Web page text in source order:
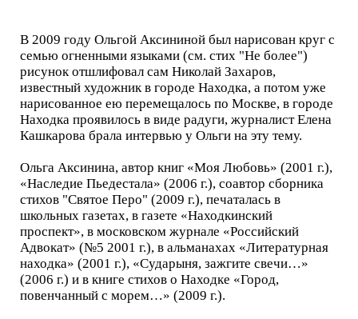
В 2009 году Ольгой Аксининой был нарисован круг с
семью огненными языками (см. стих "Не более")
рисунок отшлифовал сам Николай Захаров,
известный художник в городе Находка, а потом уже
нарисованное ею перемещалось по Москве, в городе
Находка проявилось в виде радуги, журналист Елена
Кашкарова брала интервью у Ольги на эту тему.
Ольга Аксинина, автор книг «Моя Любовь» (2001 г.),
«Наследие Пьедестала» (2006 г.), соавтор сборника
стихов "Святое Перо" (2009 г.), печаталась в
школьных газетах, в газете «Находкинский
проспект», в московском журнале «Российский
Адвокат» (№5 2001 г.), в альманахах «Литературная
находка» (2001 г.), «Сударыня, зажгите свечи…»
(2006 г.) и в книге стихов о Находке «Город,
повенчанный с морем…» (2009 г.).